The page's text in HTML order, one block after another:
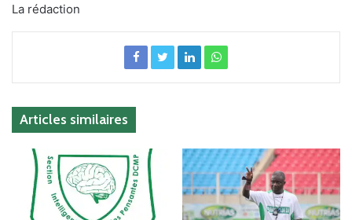
La rédaction
Articles similaires